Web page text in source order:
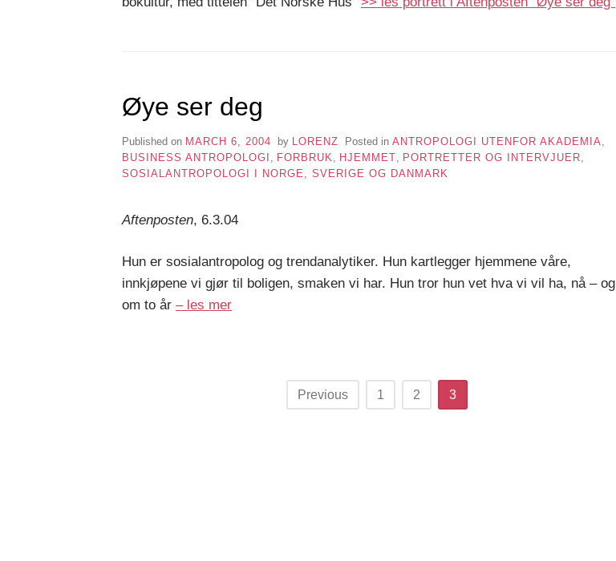
Øye ser deg
Published on MARCH 6, 2004 by LORENZ Posted in ANTROPOLOGI UTENFOR AKADEMIA
BUSINESS ANTROPOLOGI
FORBRUK HJEMMET PORTRETTER OG INTERVJUER
SOSIALANTROPOLOGI I NORGE, SVERIGE OG DANMARK
Aftenposten, 6.3.04
Hun er sosialantropolog og trendanalytiker. Hun kartlegger hjemmene våre,
innkjøpene vi gjør til boligen, smaken vi har. Hun tror hun vet hva vi vil ha, nå – og
om to år – les mer
Previous 1 2 3